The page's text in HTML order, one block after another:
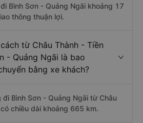
Bình Sơn - Quảng Ngãi khoảng 17
thông thuận lợi.
từ Châu Thành - Tiền
- Quảng Ngãi là bao
bằng xe khách?
Bình Sơn - Quảng Ngãi từ Châu
chiều dài khoảng 665 km.